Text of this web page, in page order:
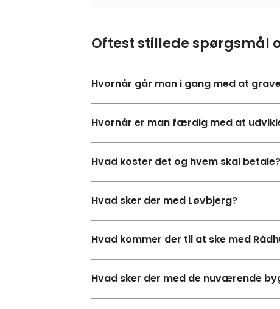
Oftest stillede spørgsmål
Hvornår går man i gang med at
Hvornår er man færdig med at
Hvad koster det og hvem skal betale?
Hvad sker der med Løvbjerg?
Hvad kommer der til at ske med
Hvad sker der med de nuværende